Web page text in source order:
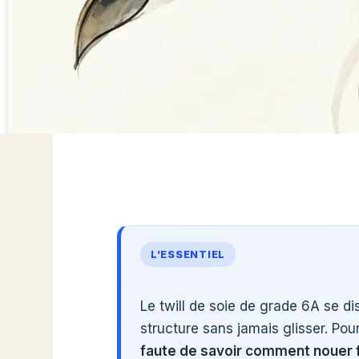
L’ESSENTIEL
Le twill de soie de grade 6A se
structure sans jamais glisser.
faute de savoir comment nouer